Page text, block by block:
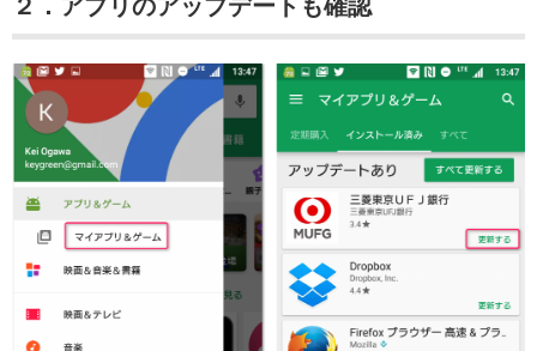
２．アプリのアップデートも確認